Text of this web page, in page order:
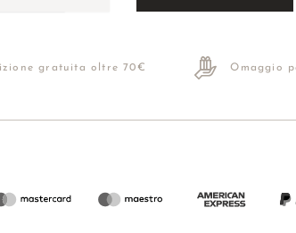
gratuita oltre 70€ Omaggio